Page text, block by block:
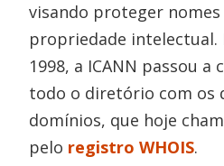
visando proteger nomes
propriedade intelectual.
1998, a ICANN passou
todo o diretório com os
domínios, que hoje
pelo registro WHOIS.